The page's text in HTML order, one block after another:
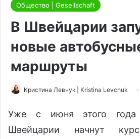
Общество | Gesellschaft
В Швейцарии
новые
маршруты
Кристина Левчук | Kristina Levchuk
Уже с июня этого года
Швейцарии начнут